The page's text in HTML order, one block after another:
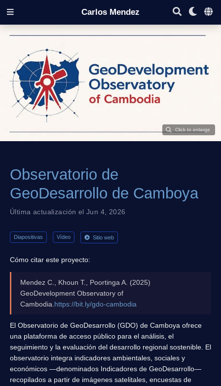
Carlos Mendez
Observatorio de
GeoDesarrollo de Camboya
Última actualización el Jun 4, 2026
Diapositivas Vídeo Sitio web
Cómo citar este proyecto:
Mendez C., Khoun T., Poortinga A. (2025)
GeoDevelopment Observatory of
Cambodia. https://bit.ly/gdo-cambodia
El Observatorio de GeoDesarrollo (GDO) de Camboya ofrece
una plataforma de acceso público para el análisis, el
seguimiento y la evaluación del desarrollo regional sostenible. El
observatorio integra indicadores ambientales, sociales y
económicos —denominados Indicadores de GeoDesarrollo—
recopilados a partir de imágenes satelitales, encuestas de